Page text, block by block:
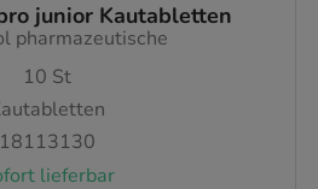
junior Kautabletten
pharmazeutische
10 St
18113130
lieferbar